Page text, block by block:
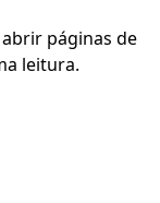
páginas de
leitura.